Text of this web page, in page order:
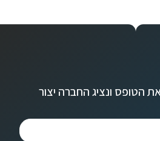
הטופס ונציג החברה יצור